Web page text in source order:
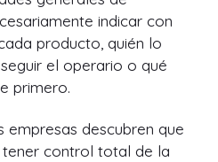
indicar con
producto, quién lo
el operario o qué
primero.
empresas descubren que
tener control total de la